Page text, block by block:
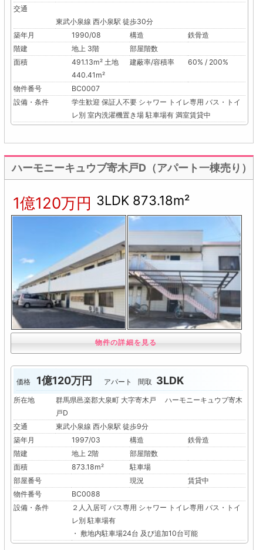
交通
東武小泉線 西小泉駅 徒歩30分
築年月
1990/08 構造
鉄骨造
階建
地上 3階
部屋階数
面積
491.13m² 土地
440.41m²
建蔽率/容積率 60% / 200%
物件番号
BC0007
設備・条件
学生歓迎 保証人不要 シャワー トイレ専用 バス・トイ
レ別 室内洗濯機置き場 駐車場有 満室賃貸中
ハーモニーキュウブ寄木戸D（アパート一棟売り）
1億120万円 3LDK 873.18m²
物件の詳細を見る
価格 1億120万円 アパート 間取 3LDK
所在地
群馬県邑楽郡大泉町 大字寄木戸 ハーモニーキュウブ寄木
戸D
交通
東武小泉線 西小泉駅 徒歩9分
築年月
1997/03 構造
鉄骨造
階建
地上 2階
部屋階数
面積
873.18m²
駐車場
部屋番号
現況
賃貸中
物件番号
BC0088
設備・条件
２人入居可 バス専用 シャワー トイレ専用 バス・トイ
レ別 駐車場有
・ 敷地内駐車場24台 及び追加10台可能